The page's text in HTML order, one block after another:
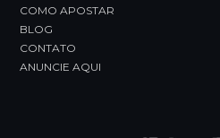
COMO APOSTAR
BLOG
CONTATO
ANUNCIE AQUI